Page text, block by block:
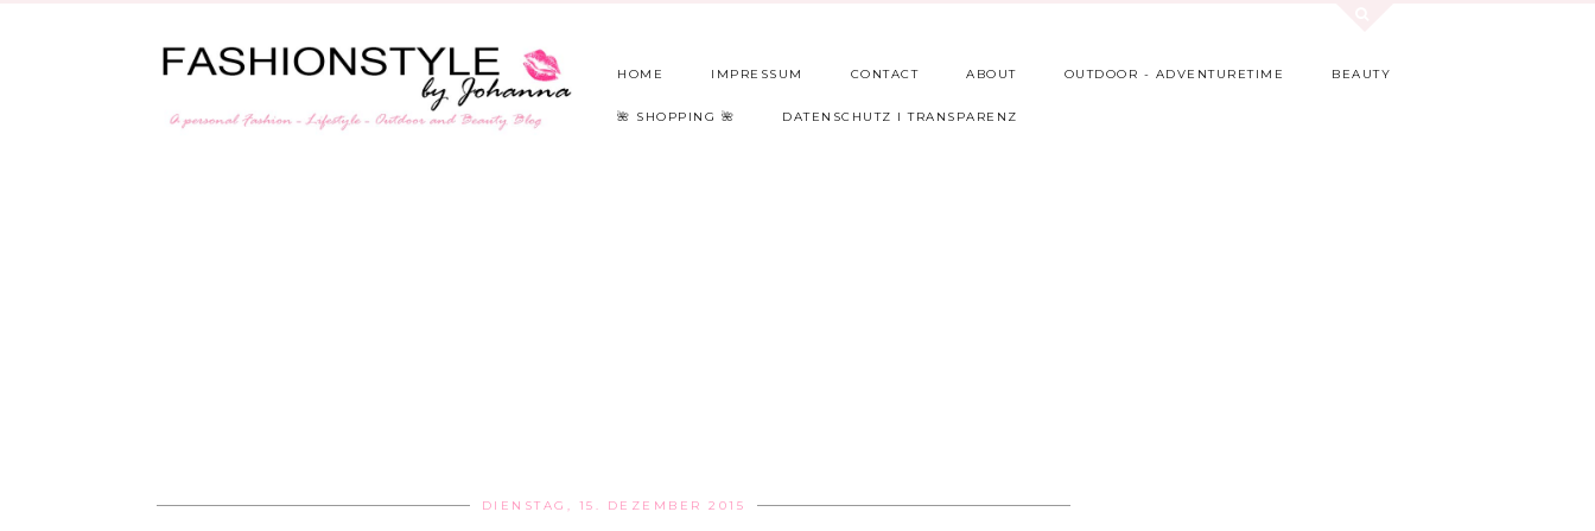
HOME IMPRESSUM CONTACT ABOUT OUTDOOR - ADVENTURETIME BEAUTY
🌺 SHOPPING 🌺 DATENSCHUTZ I TRANSPARENZ
DIENSTAG, 15. DEZEMBER 2015